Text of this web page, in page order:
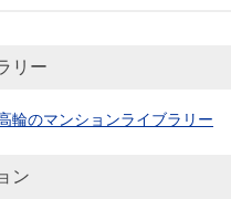
リー
輪のマンションライブラリー
ン